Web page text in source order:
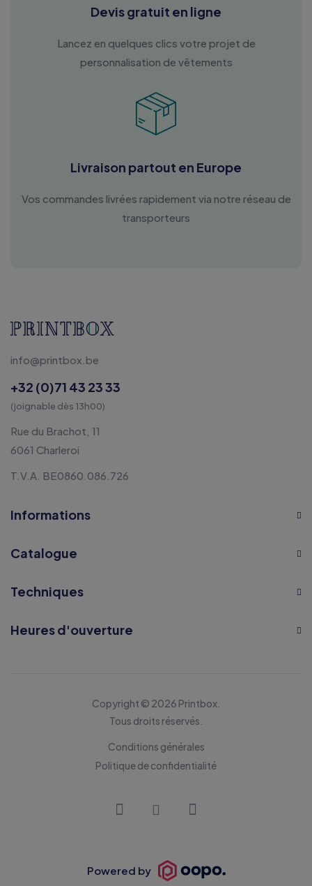
Devis gratuit en ligne
Lancez en quelques clics votre projet de
personnalisation de vêtements
Livraison partout en Europe
Vos commandes livrées rapidement via notre réseau de
transporteurs
info@printbox.be
+32 (0)71 43 23 33
(joignable dès 13h00)
Rue du Brachot, 11
6061 Charleroi
T.V.A. BE0860.086.726
Informations
Catalogue
Techniques
Heures d'ouverture
Copyright © 2026 Printbox.
Tous droits réservés.
Conditions générales
Politique de confidentialité
Powered by